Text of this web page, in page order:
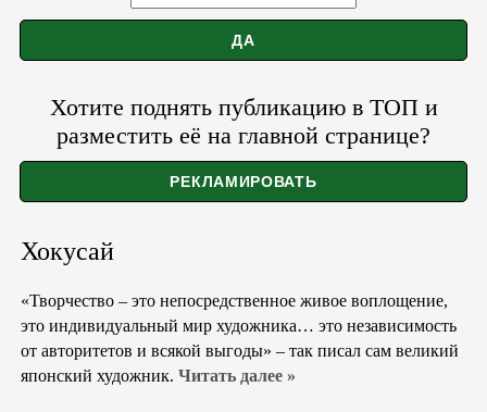
Хотите поднять публикацию в ТОП и
разместить её на главной странице?
Хокусай
«Творчество – это непосредственное живое воплощение,
это индивидуальный мир художника… это независимость
от авторитетов и всякой выгоды» – так писал сам великий
японский художник. Читать далее »